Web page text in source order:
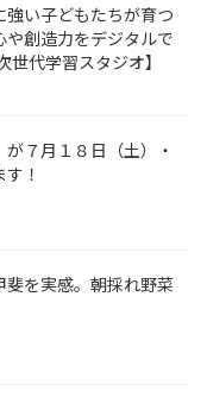
強い子どもたちが育つ
創造力をデジタルで
代学習スタジオ】
７月１８日（土）・
！
を実感。朝採れ野菜